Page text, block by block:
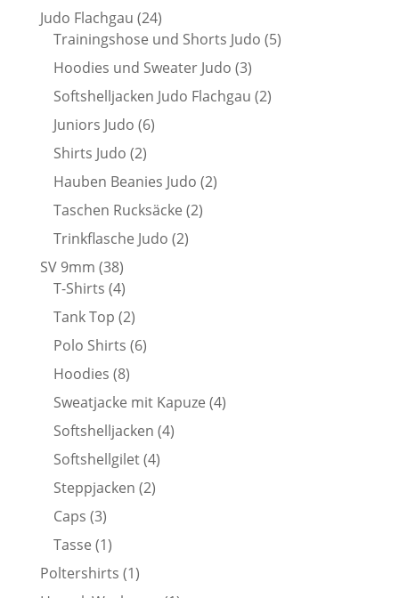
Judo Flachgau 2424
Produkte
Trainingshose und Shorts Judo 55
Hoodies und Sweater Judo 33
Produkte
Softshelljacken Judo Flachgau 22
Juniors Judo 66
Shirts Judo 22
Produkte
Hauben Beanies Judo 22
Taschen Rucksäcke 22
Trinkflasche Judo 22
SV 9mm 3838
Produkte
T-Shirts 44
Produkte
Tank Top 22
Produkte
Polo Shirts 66
Hoodies 88
Produkte
Sweatjacke mit Kapuze 44
Softshelljacken 44
Softshellgilet 44
Steppjacken 22
Caps 33
Produkte
Tasse 11
Produkt
Poltershirts 11
Produkt